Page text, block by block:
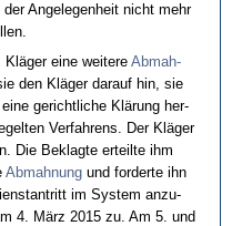
An­ge­le­gen­heit nicht mehr
ei­ne wei­te­re Ab­mah­
den Kläger dar­auf hin, sie
ge­richt­li­che Klärung her­
Ver­fah­rens. Der Kläger
Die Be­klag­te er­teil­te ihm
Ab­mah­nungund for­der­te ihn
im Sys­tem an­zu­
4. März 2015 zu. Am 5. und